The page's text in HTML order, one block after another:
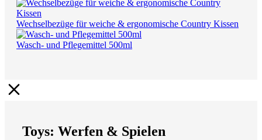
Wechselbezüge für weiche & ergonomische Country Kissen
Wasch- und Pflegemittel 500ml
Toys: Werfen & Spielen